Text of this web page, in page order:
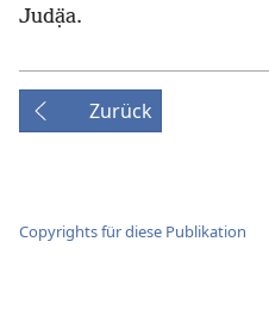
Judạ̈a.
Zurück
Copyrights für diese Publikation